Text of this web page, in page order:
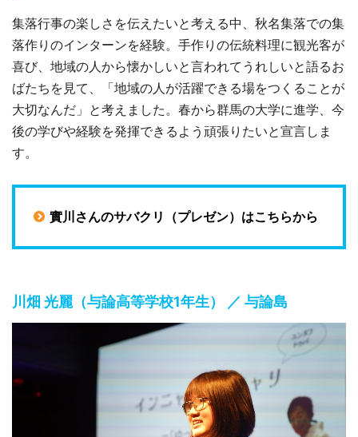
集落行事の楽しさを伝えたいと考える中、秋名集落での集
落作りのインターンを経験。手作りの伝統料理に観光客が
喜び、地域の人から懐かしいと言われてうれしいと語るお
ばたちを見て、「地域の人が活躍できる場をつくることが
大切なんだ」と考えました。春から群馬の大学に進学、今
後の学びや経験を発揮できるよう頑張りたいと宣言しま
す。
實川さんのサバクリ（プレゼン）はこちらから
川畑 光麗（与論高等学校1年生） ／ 与論島